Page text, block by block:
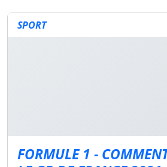
SPORT
FORMULE 1 -